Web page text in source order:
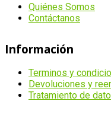
Quiénes Somos
Contáctanos
Información
Terminos y
Devoluciones y
Tratamiento de